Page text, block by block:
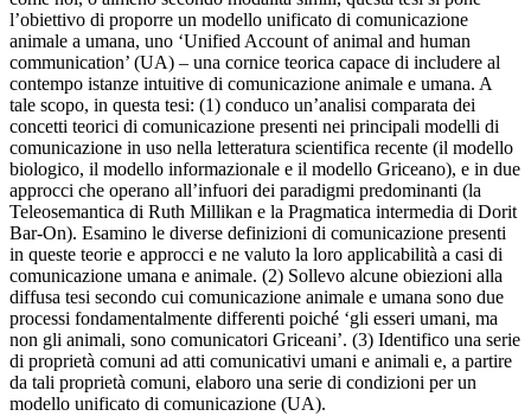
l’obiettivo di proporre un modello unificato di comunicazione
animale a umana, uno ‘Unified Account of animal and human
communication’ (UA) – una cornice teorica capace di includere al
contempo istanze intuitive di comunicazione animale e umana. A
tale scopo, in questa tesi: (1) conduco un’analisi comparata dei
concetti teorici di comunicazione presenti nei principali modelli di
comunicazione in uso nella letteratura scientifica recente (il modello
biologico, il modello informazionale e il modello Griceano), e in due
approcci che operano all’infuori dei paradigmi predominanti (la
Teleosemantica di Ruth Millikan e la Pragmatica intermedia di Dorit
Bar-On). Esamino le diverse definizioni di comunicazione presenti
in queste teorie e approcci e ne valuto la loro applicabilità a casi di
comunicazione umana e animale. (2) Sollevo alcune obiezioni alla
diffusa tesi secondo cui comunicazione animale e umana sono due
processi fondamentalmente differenti poiché ‘gli esseri umani, ma
non gli animali, sono comunicatori Griceani’. (3) Identifico una serie
di proprietà comuni ad atti comunicativi umani e animali e, a partire
da tali proprietà comuni, elaboro una serie di condizioni per un
modello unificato di comunicazione (UA).